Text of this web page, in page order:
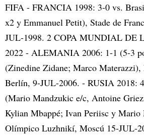
FIFA - FRANCIA 1998: 3-0 vs.
x2 y Emmanuel Petit), Stade de
JUL-1998. 2 COPA MUNDIAL DE
2022 - ALEMANIA 2006: 1-1 (5-3
(Zinedine Zidane; Marco
Berlín, 9-JUL-2006. - RUSIA 2018:
(Mario Mandzukic e/c, Antoine
Kylian Mbappé; Ivan Periisc y
Olímpico Luzhnikí, Moscú 15-JUL-